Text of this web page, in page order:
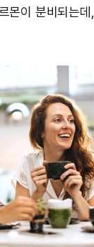
몬이 분비되는